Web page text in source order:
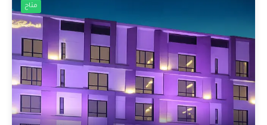
متاح